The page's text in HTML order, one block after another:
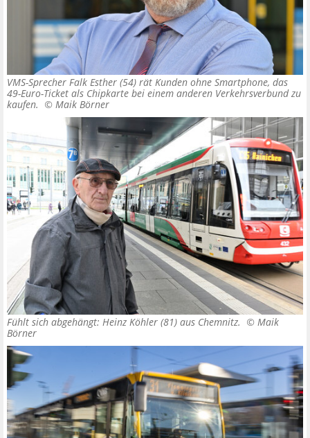
VMS-Sprecher Falk Esther (54) rät Kunden ohne Smartphone, das
49-Euro-Ticket als Chipkarte bei einem anderen Verkehrsverbund zu
kaufen. © Maik Börner
Fühlt sich abgehängt: Heinz Köhler (81) aus Chemnitz. © Maik
Börner